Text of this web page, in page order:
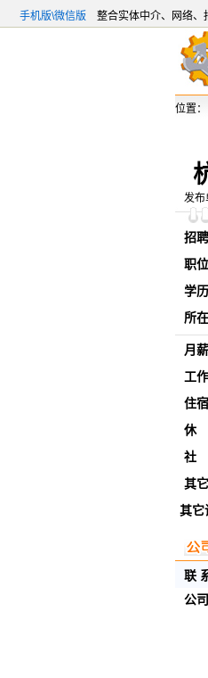
手机版\微信版 整合实体中介、网络、
位置：
发
招
职
学
所
月
工
住
休
社
其
其它
联
公